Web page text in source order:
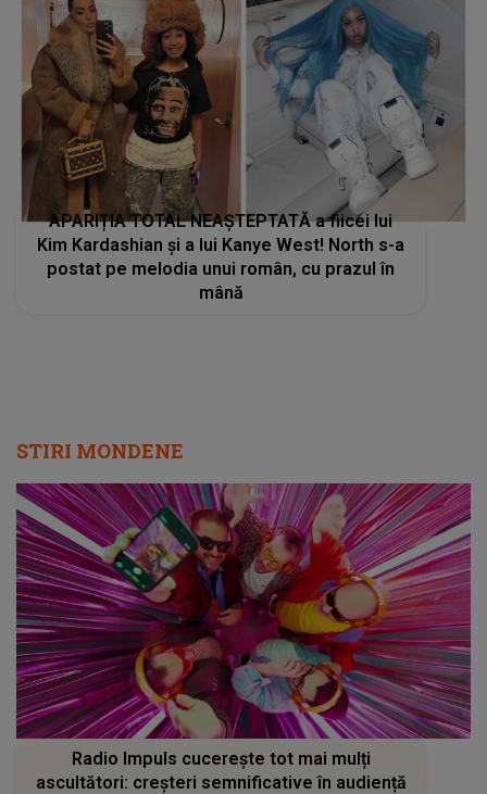
APARIȚIA TOTAL NEAȘTEPTATĂ a fiicei lui
Kim Kardashian și a lui Kanye West! North s-a
postat pe melodia unui român, cu prazul în
mână
STIRI MONDENE
Radio Impuls cucerește tot mai mulți
ascultători: creșteri semnificative în audiență